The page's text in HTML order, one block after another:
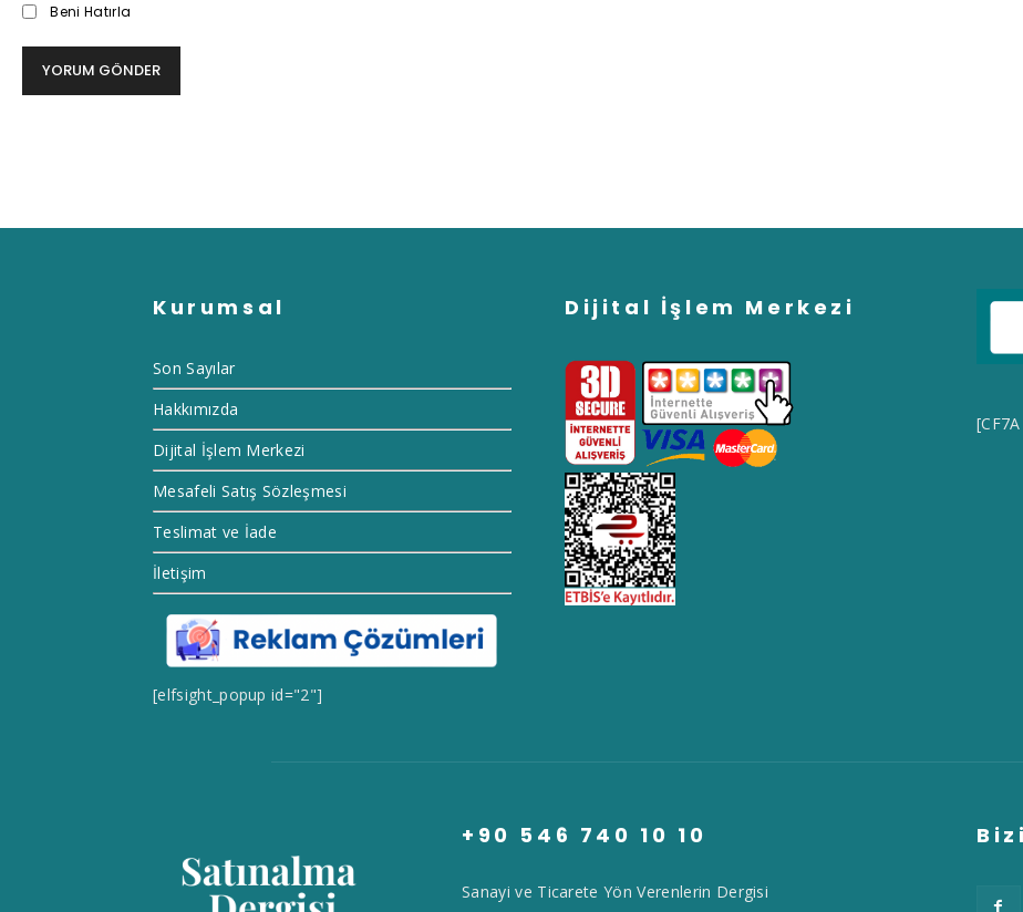
Beni Hatırla
Kurumsal
Son Sayılar
Hakkımızda
Dijital İşlem Merkezi
Mesafeli Satış Sözleşmesi
Teslimat ve İade
İletişim
[elfsight_popup id="2"]
Dijital İşlem Merkezi
+90 546 740 10 10
Sanayi ve Ticarete Yön Verenlerin Dergisi